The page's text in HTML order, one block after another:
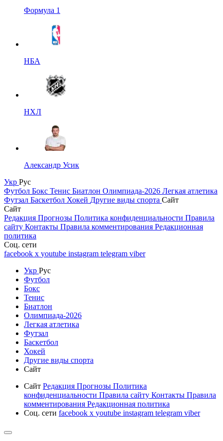
Формула 1
НБА
НХЛ
Александр Усик
Укр Рус
Футбол Бокс Тенис Биатлон Олимпиада-2026 Легкая атлетика
Футзал Баскетбол Хокей Другие виды спорта Сайт
Сайт
Редакция Прогнозы Политика конфиденциальности Правила
сайту Контакты Правила комментирования Редакционная
политика
Соц. сети
facebook x youtube instagram telegram viber
Укр Рус
Футбол
Бокс
Тенис
Биатлон
Олимпиада-2026
Легкая атлетика
Футзал
Баскетбол
Хокей
Другие виды спорта
Сайт
Сайт Редакция Прогнозы Политика
конфиденциальности Правила сайту Контакты Правила
комментирования Редакционная политика
Соц. сети facebook x youtube instagram telegram viber